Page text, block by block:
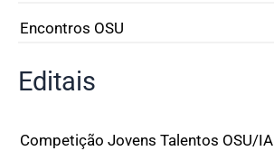
Encontros OSU
Editais
Competição Jovens Talentos OSU/IA